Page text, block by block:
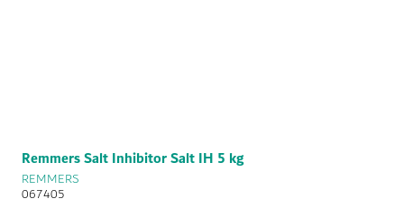
Remmers Salt Inhibitor Salt IH 5 kg
REMMERS
067405